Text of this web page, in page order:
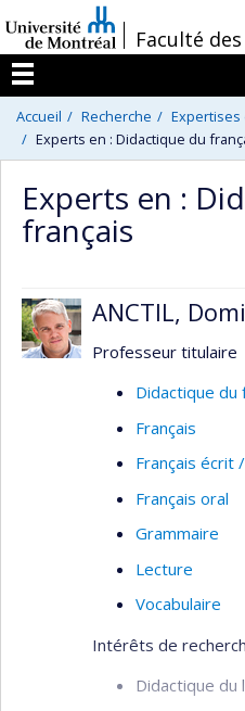
au
contenu
/Faculté
Menu
Accueil Recherche
Expertises
Experts en : Didactique du
Experts en :
français
ANCTIL,
Professeur titulaire
Didactique du
Français
Français écrit
Français oral
Grammaire
Lecture
Vocabulaire
Intérêts de
Didactique du